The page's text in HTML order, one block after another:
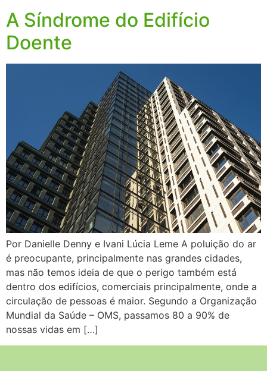
A Síndrome do Edifício
Doente
Por Danielle Denny e Ivani Lúcia Leme A poluição do ar
é preocupante, principalmente nas grandes cidades,
mas não temos ideia de que o perigo também está
dentro dos edifícios, comerciais principalmente, onde a
circulação de pessoas é maior. Segundo a Organização
Mundial da Saúde – OMS, passamos 80 a 90% de
nossas vidas em […]